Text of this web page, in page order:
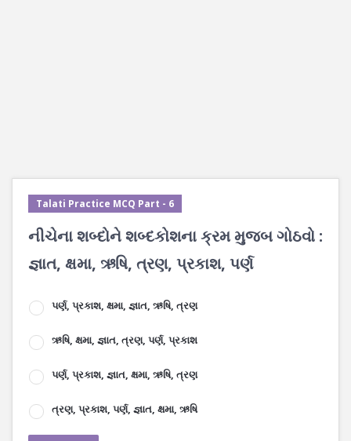
Talati Practice MCQ Part - 6
નીચેના શબ્દોને શબ્દકોશના ક્રમ મુજબ ગોઠવો :
જ્ઞાત, ક્ષમા, ઋષિ, ત્રણ, પ્રકાશ, પર્ણ
પર્ણ, પ્રકાશ, ક્ષમા, જ્ઞાત, ઋષિ, ત્રણ
ઋષિ, ક્ષમા, જ્ઞાત, ત્રણ, પર્ણ, પ્રકાશ
પર્ણ, પ્રકાશ, જ્ઞાત, ક્ષમા, ઋષિ, ત્રણ
ત્રણ, પ્રકાશ, પર્ણ, જ્ઞાત, ક્ષમા, ઋષિ